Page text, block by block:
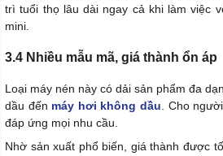
trì tuổi thọ lâu dài ngay cả khi làm việc
mini.
3.4 Nhiều mẫu mã, giá thành ổn áp
Loại máy nén này có dải sản phẩm đa
dầu đến máy hơi không dầu. Cho
đáp ứng mọi nhu cầu.
Nhờ sản xuất phổ biến, giá thành được